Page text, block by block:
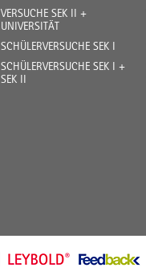
VERSUCHE SEK II +
UNIVERSITÄT
SCHÜLERVERSUCHE SEK I
SCHÜLERVERSUCHE SEK I +
SEK II